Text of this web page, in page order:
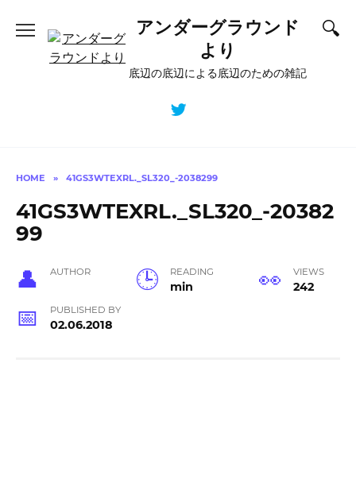
content
アンダーグラウンド
より
底辺の底辺による底辺のための雑記
HOME » 41GS3WTEXRL._SL320_-2038299
41GS3WTEXRL._SL320_-20382
99
AUTHOR READING
min
VIEWS
242
PUBLISHED BY
02.06.2018